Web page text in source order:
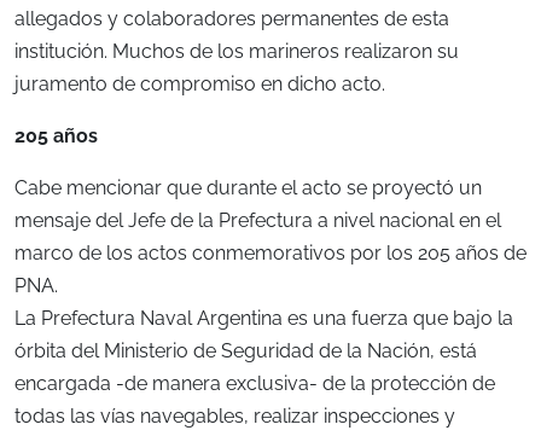
allegados y colaboradores permanentes de esta
institución. Muchos de los marineros realizaron su
juramento de compromiso en dicho acto.
205 años
Cabe mencionar que durante el acto se proyectó un
mensaje del Jefe de la Prefectura a nivel nacional en el
marco de los actos conmemorativos por los 205 años de
PNA.
La Prefectura Naval Argentina es una fuerza que bajo la
órbita del Ministerio de Seguridad de la Nación, está
encargada -de manera exclusiva- de la protección de
todas las vías navegables, realizar inspecciones y